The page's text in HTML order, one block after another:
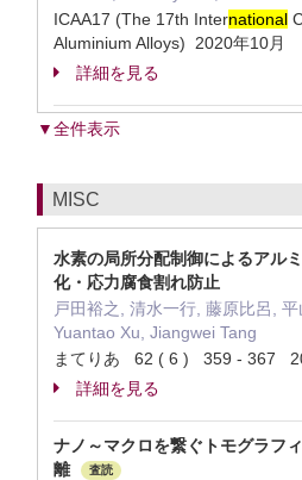
ICAA17 (The 17th International
Aluminium Alloys) 2020年10月
詳細を見る
▼全件表示
MISC
水素の局所分配制御によるアル
化・応力腐食割れ防止
戸田裕之, 清水一行, 藤原比呂, 平
Yuantao Xu, Jiangwei Tang
まてりあ 62 ( 6 ) 359 - 367
詳細を見る
ナノ～マクロを繋ぐトモグラフ
離
査読